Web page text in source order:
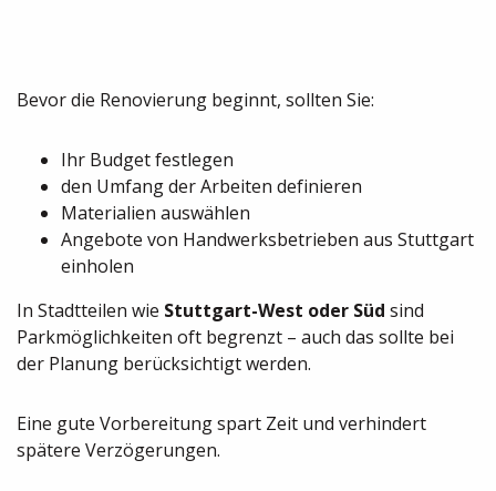
Bevor die Renovierung beginnt, sollten Sie:
Ihr Budget festlegen
den Umfang der Arbeiten definieren
Materialien auswählen
Angebote von Handwerksbetrieben aus Stuttgart
einholen
In Stadtteilen wie Stuttgart-West oder Süd sind
Parkmöglichkeiten oft begrenzt – auch das sollte bei
der Planung berücksichtigt werden.
Eine gute Vorbereitung spart Zeit und verhindert
spätere Verzögerungen.